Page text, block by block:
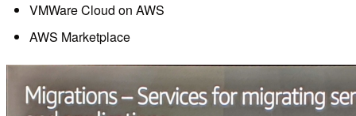
VMWare Cloud on AWS
AWS Marketplace